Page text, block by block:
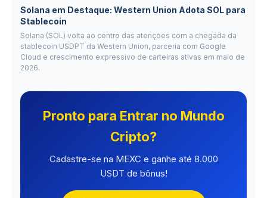
Solana em Destaque: Western Union Adota SOL para
Stablecoin
Solana (SOL) volta ao centro das atenções com a chegada da
stablecoin USDPT da Western Union, parceria com Google
Cloud e crescimento expressivo de carteiras ativas em maio de
2026.
Pronto para Entrar no Mundo
Cripto?
Cadastre-se na MEXC e ganhe até 8.000
USDT de bônus!